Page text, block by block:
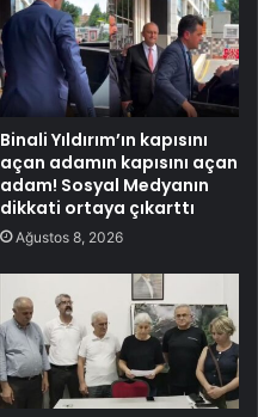
Binali Yıldırım’ın kapısını
açan adamın kapısını açan
adam! Sosyal Medyanın
dikkati ortaya çıkarttı
Ağustos 8, 2026